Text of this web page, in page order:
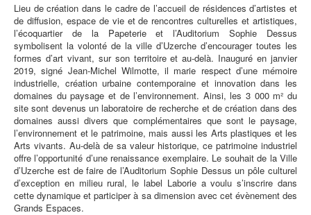
Lieu de création dans le cadre de l’accueil de résidences d’artistes et
de diffusion, espace de vie et de rencontres culturelles et artistiques,
l’écoquartier de la Papeterie et l’Auditorium Sophie Dessus
symbolisent la volonté de la ville d’Uzerche d’encourager toutes les
formes d’art vivant, sur son territoire et au-delà. Inauguré en janvier
2019, signé Jean-Michel Wilmotte, il marie respect d’une mémoire
industrielle, création urbaine contemporaine et innovation dans les
domaines du paysage et de l’environnement. Ainsi, les 3 000 m² du
site sont devenus un laboratoire de recherche et de création dans des
domaines aussi divers que complémentaires que sont le paysage,
l’environnement et le patrimoine, mais aussi les Arts plastiques et les
Arts vivants. Au-delà de sa valeur historique, ce patrimoine industriel
offre l’opportunité d’une renaissance exemplaire. Le souhait de la Ville
d’Uzerche est de faire de l’Auditorium Sophie Dessus un pôle culturel
d’exception en milieu rural, le label Laborie a voulu s’inscrire dans
cette dynamique et participer à sa dimension avec cet évènement des
Grands Espaces.